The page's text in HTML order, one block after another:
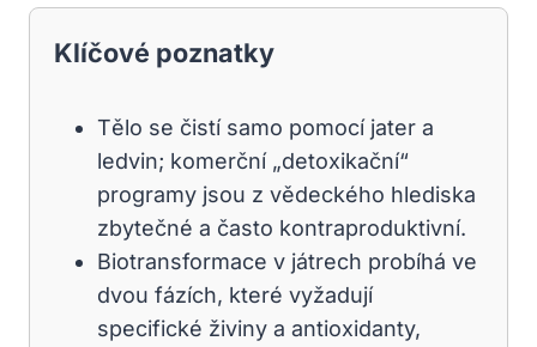
Klíčové poznatky
Tělo se čistí samo pomocí jater a
ledvin; komerční „detoxikační“
programy jsou z vědeckého hlediska
zbytečné a často kontraproduktivní.
Biotransformace v játrech probíhá ve
dvou fázích, které vyžadují
specifické živiny a antioxidanty,